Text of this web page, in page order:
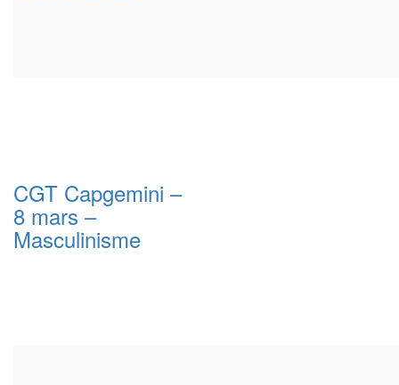
CGT Capgemini –
8 mars –
Masculinisme